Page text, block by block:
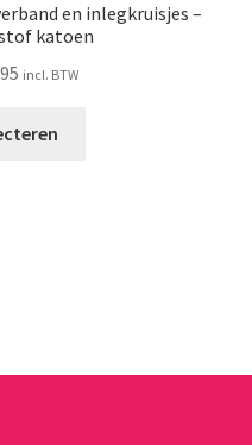
en inlegkruisjes –
katoen
Prijsklasse:
tot
incl. BTW